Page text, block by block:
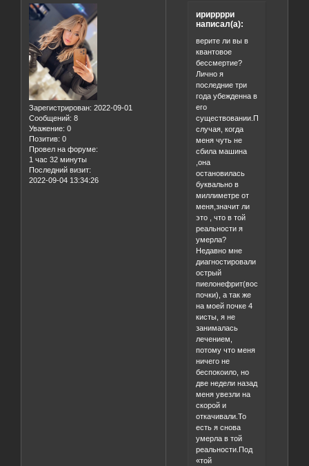
Зарегистрирован: 2022-09-01
Сообщений: 8
Уважение: 0
Позитив: 0
Провел на форуме:
1 час 32 минуты
Последний визит:
2022-09-04 13:34:26
ирирррри
написал(а):
верите ли вы в
квантовое
бессмертие?
Лично я
последние три
года убежденна в
его
существовании.После
случая, когда
меня чуть не
сбила машина
,она
остановилась
буквально в
миллиметре от
меня,значит ли
это , что в той
реальности я
умерла?
Недавно мне
диагностировали
острый
пиелонефрит(воспаление
почки), а так же
на моей почке 4
кисты, я не
занималась
лечением,
потому что меня
ничего не
беспокоило, но
две недели назад
меня увезли на
скорой и
откачивали.То
есть я снова
умерла в той
реальности.Под
«той